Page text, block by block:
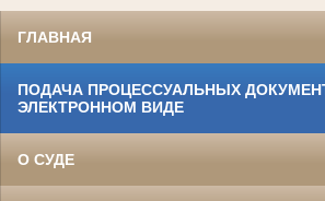
ГЛАВНАЯ
ПОДАЧА ПРОЦЕССУАЛЬНЫХ
ЭЛЕКТРОННОМ ВИДЕ
О СУДЕ